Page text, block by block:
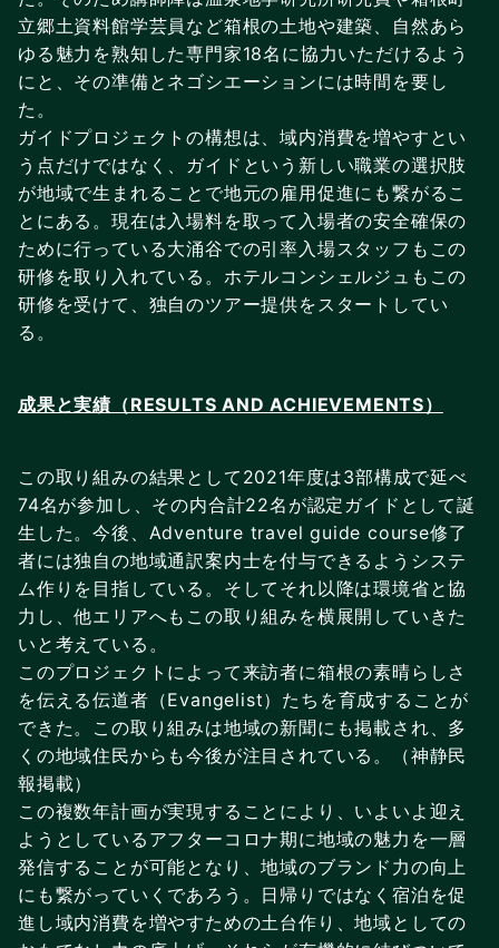
立郷土資料館学芸員など箱根の土地や建築、自然あら
ゆる魅力を熟知した専門家18名に協力いただけるよう
にと、その準備とネゴシエーションには時間を要し
た。
ガイドプロジェクトの構想は、域内消費を増やすとい
う点だけではなく、ガイドという新しい職業の選択肢
が地域で生まれることで地元の雇用促進にも繋がるこ
とにある。現在は入場料を取って入場者の安全確保の
ために行っている大涌谷での引率入場スタッフもこの
研修を取り入れている。ホテルコンシェルジュもこの
研修を受けて、独自のツアー提供をスタートしてい
る。
成果と実績（RESULTS AND ACHIEVEMENTS）
この取り組みの結果として2021年度は3部構成で延べ
74名が参加し、その内合計22名が認定ガイドとして誕
生した。今後、Adventure travel guide course修了
者には独自の地域通訳案内士を付与できるようシステ
ム作りを目指している。そしてそれ以降は環境省と協
力し、他エリアへもこの取り組みを横展開していきた
いと考えている。
このプロジェクトによって来訪者に箱根の素晴らしさ
を伝える伝道者（Evangelist）たちを育成することが
できた。この取り組みは地域の新聞にも掲載され、多
くの地域住民からも今後が注目されている。（神静民
報掲載）
この複数年計画が実現することにより、いよいよ迎え
ようとしているアフターコロナ期に地域の魅力を一層
発信することが可能となり、地域のブランド力の向上
にも繋がっていくであろう。日帰りではなく宿泊を促
進し域内消費を増やすための土台作り、地域としての